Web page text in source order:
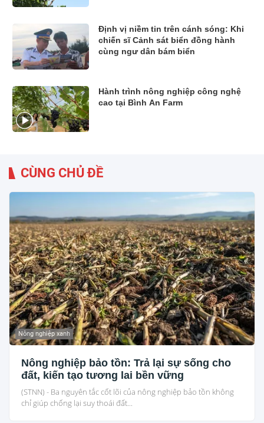
Định vị niềm tin trên cánh sóng: Khi
chiến sĩ Cảnh sát biển đồng hành
cùng ngư dân bám biển
Hành trình nông nghiệp công nghệ
cao tại Bình An Farm
CÙNG CHỦ ĐỀ
Nông nghiệp xanh
Nông nghiệp bảo tồn: Trả lại sự sống cho
đất, kiến tạo tương lai bền vững
(STNN) - Ba nguyên tắc cốt lõi của nông nghiệp bảo tồn không
chỉ giúp chống lại suy thoái đất...